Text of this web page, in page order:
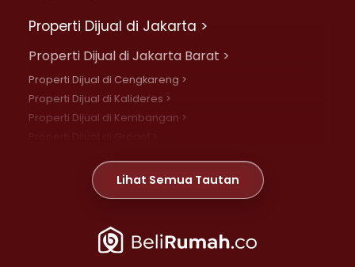
Properti Dijual di Jakarta >
Properti Dijual di Jakarta Barat >
Properti Dijual di Cengkareng >
Properti Dijual di Kalideres >
Properti Dijual di Kembangan >
Properti Dijual di Meruya >
Properti Dijual di Jelambar >
Properti Dijual di Jakarta Pusat >
Lihat Semua Tautan